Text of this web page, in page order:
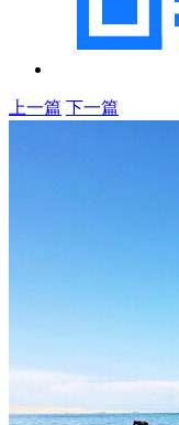
上一篇 下一篇